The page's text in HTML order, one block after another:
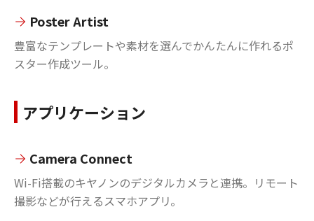
Poster Artist
豊富なテンプレートや素材を選んでかんたんに作れるポ
スター作成ツール。
アプリケーション
Camera Connect
Wi-Fi搭載のキヤノンのデジタルカメラと連携。リモート
撮影などが行えるスマホアプリ。